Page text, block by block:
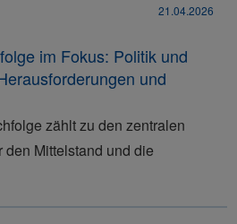
21.04.2026
im Fokus: Politik und
und
zählt zu den zentralen
Mittelstand und die